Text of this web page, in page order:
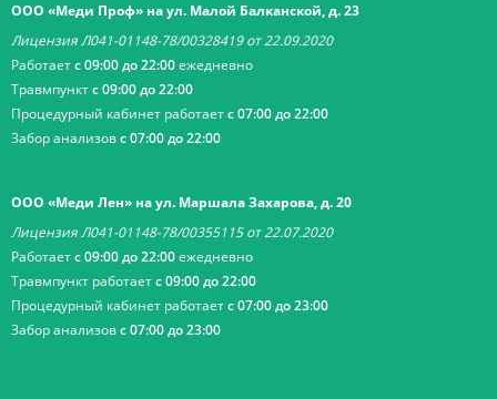
ООО «Меди Проф» на ул. Малой Балканской, д. 23
Лицензия Л041-01148-78/00328419 от 22.09.2020
Работаетс 09:00 до 22:00ежедневно
Травмпунктс 09:00 до 22:00
Процедурный кабинет работаетс 07:00 до 22:00
Забор анализовс 07:00 до 22:00
ООО «Меди Лен» на ул. Маршала Захарова, д. 20
Лицензия Л041-01148-78/00355115 от 22.07.2020
Работаетс 09:00 до 22:00ежедневно
Травмпункт работаетс 09:00 до 22:00
Процедурный кабинет работаетс 07:00 до 23:00
Забор анализовс 07:00 до 23:00